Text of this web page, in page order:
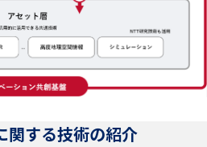
関する技術の紹介